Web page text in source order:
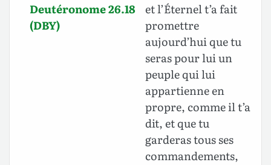
Deutéronome 26.18
(DBY)
et l’Éternel t’a fait
promettre
aujourd’hui que tu
seras pour lui un
peuple qui lui
appartienne en
propre, comme il t’a
dit, et que tu
garderas tous ses
commandements,